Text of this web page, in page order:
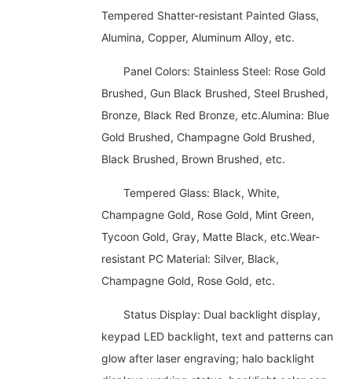
Tempered Shatter-resistant Painted Glass,
Alumina, Copper, Aluminum Alloy, etc.
Panel Colors: Stainless Steel: Rose Gold
Brushed, Gun Black Brushed, Steel Brushed,
Bronze, Black Red Bronze, etc.Alumina: Blue
Gold Brushed, Champagne Gold Brushed,
Black Brushed, Brown Brushed, etc.
Tempered Glass: Black, White,
Champagne Gold, Rose Gold, Mint Green,
Tycoon Gold, Gray, Matte Black, etc.Wear-
resistant PC Material: Silver, Black,
Champagne Gold, Rose Gold, etc.
Status Display: Dual backlight display,
keypad LED backlight, text and patterns can
glow after laser engraving; halo backlight